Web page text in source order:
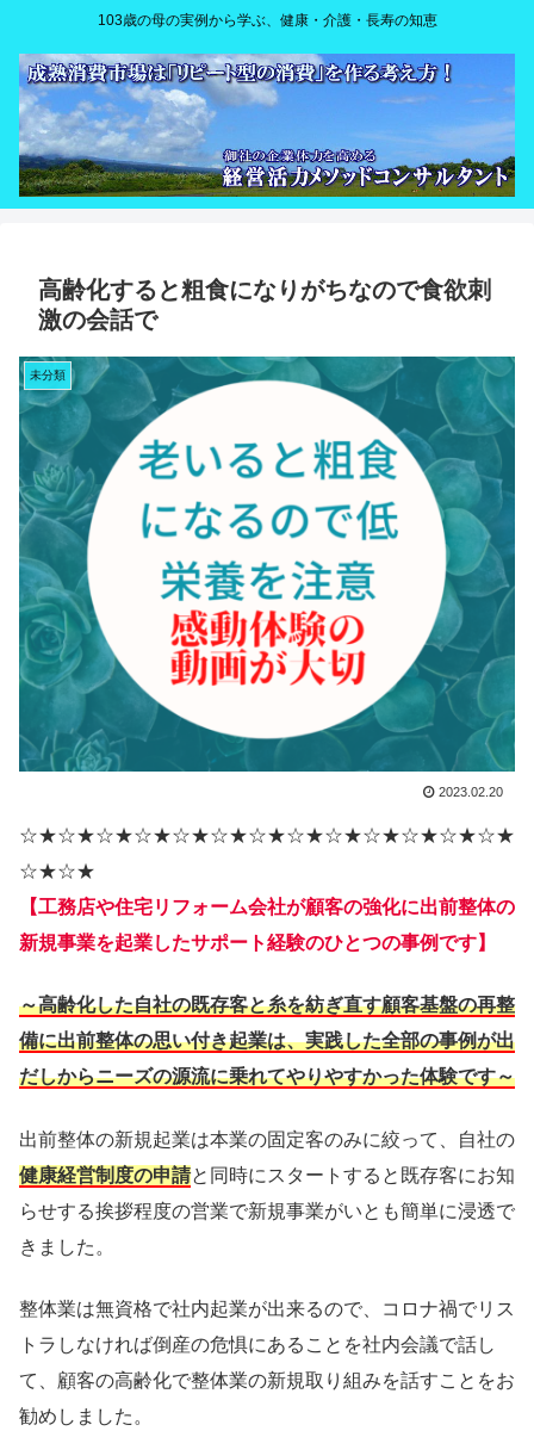
103歳の母の実例から学ぶ、健康・介護・長寿の知恵
高齢化すると粗食になりがちなので食欲刺
激の会話で
未分類
2023.02.20
☆★☆★☆★☆★☆★☆★☆★☆★☆★☆★☆★☆★☆★
☆★☆★
【工務店や住宅リフォーム会社が顧客の強化に出前整体の
新規事業を起業したサポート経験のひとつの事例です】
～高齢化した自社の既存客と糸を紡ぎ直す顧客基盤の再整
備に出前整体の思い付き起業は、実践した全部の事例が出
だしからニーズの源流に乗れてやりやすかった体験です～
出前整体の新規起業は本業の固定客のみに絞って、自社の
健康経営制度の申請と同時にスタートすると既存客にお知
らせする挨拶程度の営業で新規事業がいとも簡単に浸透で
きました。
整体業は無資格で社内起業が出来るので、コロナ禍でリス
トラしなければ倒産の危惧にあることを社内会議で話し
て、顧客の高齢化で整体業の新規取り組みを話すことをお
勧めしました。